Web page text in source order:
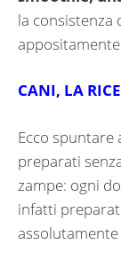
la consistenza
CANI, LA
Ecco spuntare
preparati
zampe: ogni
infatti